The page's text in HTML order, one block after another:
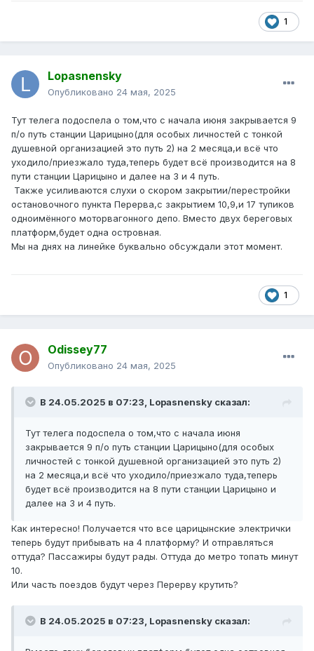
1
Lopasnensky
Опубликовано 24 мая, 2025
Тут телега подоспела о том,что с начала июня закрывается 9
п/о путь станции Царицыно(для особых личностей с тонкой
душевной организацией это путь 2) на 2 месяца,и всё что
уходило/приезжало туда,теперь будет всё производится на 8
пути станции Царицыно и далее на 3 и 4 путь.
Также усиливаются слухи о скором закрытии/перестройки
остановочного пункта Перерва,с закрытием 10,9,и 17 тупиков
одноимённого моторвагонного депо. Вместо двух береговых
платформ,будет одна островная.
Мы на днях на линейке буквально обсуждали этот момент.
1
Odissey77
Опубликовано 24 мая, 2025
В 24.05.2025 в 07:23, Lopasnensky сказал:
Тут телега подоспела о том,что с начала июня
закрывается 9 п/о путь станции Царицыно(для особых
личностей с тонкой душевной организацией это путь 2)
на 2 месяца,и всё что уходило/приезжало туда,теперь
будет всё производится на 8 пути станции Царицыно и
далее на 3 и 4 путь.
Как интересно! Получается что все царицынские электрички
теперь будут прибывать на 4 платформу? И отправляться
оттуда? Пассажиры будут рады. Оттуда до метро топать минут
10.
Или часть поездов будут через Перерву крутить?
В 24.05.2025 в 07:23, Lopasnensky сказал: